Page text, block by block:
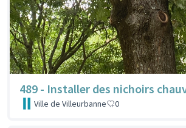
489 - Installer des nichoirs
Ville de Villeurbanne 0